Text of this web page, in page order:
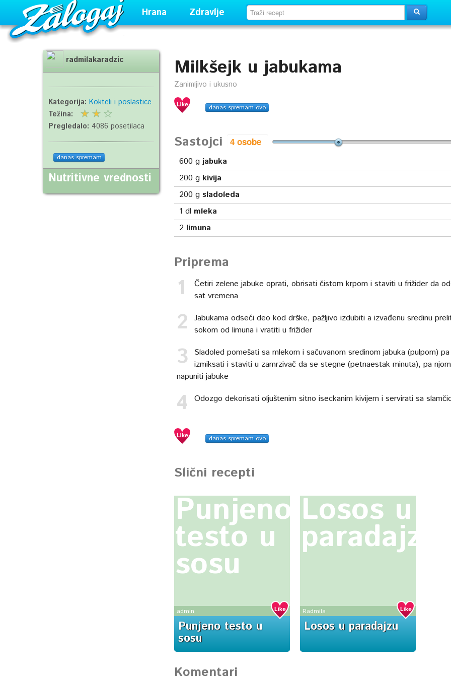
Hrana Zdravlje
Milkšejk u jabukama
Zanimljivo i ukusno
danas spremam ovo
Sastojci
600 g jabuka
200 g kivija
200 g sladoleda
1 dl mleka
2 limuna
Priprema
Četiri zelene jabuke oprati, obrisati čistom krpom i staviti u frižider da
sat vremena
Jabukama odseći deo kod drške, pažljivo izdubiti a izvađenu sredinu
sokom od limuna i vratiti u frižider
Sladoled pomešati sa mlekom i sačuvanom sredinom jabuka (pulpom) pa
izmiksati i staviti u zamrzivač da se stegne (petnaestak minuta), pa
napuniti jabuke
Odozgo dekorisati oljuštenim sitno iseckanim kivijem i servirati sa
danas spremam ovo
Slični recepti
Punjeno
testo u
sosu
admin
Punjeno testo u
sosu
Losos u
paradajzu
Radmila
Losos u paradajzu
Komentari
radmilakaradzic
Kategorija: Kokteli i poslastice
Težina:
Pregledalo: 4086 posetilaca
danas spremam
Nutritivne vrednosti